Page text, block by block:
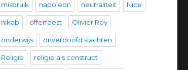
misbruik napoleon neutraliteit Nice
nikab offerfeest Olivier Roy
onderwijs onverdoofd slachten
Religie religie als construct